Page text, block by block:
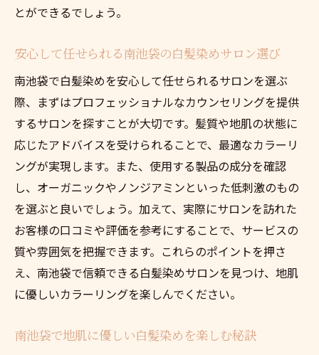
南池袋で地肌に優しい白髪染めを可能にす
特別なケアで地肌に優しい南池袋の白髪染
め体験
南池袋のサロン特別メニューで地肌に優し
い白髪染め
地肌に優しい施術を提供する南池袋の特別
サロン
南池袋で地肌に優しい白髪染めを叶えるサ
ロンとは
南池袋の選ばれたサロンで地肌に優しい白
髪染めを体験
南池袋で体験する、地肌にやさしい白髪染めの
未来
南池袋での地肌にやさしい白髪染めの未来
とができるでしょう。
安心して任せられる南池袋の白髪染めサロン選び
南池袋で白髪染めを安心して任せられるサロンを選ぶ
際、まずはプロフェッショナルなカウンセリングを提供
するサロンを探すことが大切です。髪質や地肌の状態に
応じたアドバイスを受けられることで、最適なカラーリ
ングが実現します。また、使用する製品の成分を確認
し、オーガニックやノンジアミンといった低刺激のもの
を選ぶと良いでしょう。加えて、実際にサロンを訪れた
お客様の口コミや評価を参考にすることで、サービスの
質や雰囲気を把握できます。これらのポイントを押さ
え、南池袋で信頼できる白髪染めサロンを見つけ、地肌
に優しいカラーリングを楽しんでください。
南池袋で地肌に優しい白髪染めを楽しむ秘訣